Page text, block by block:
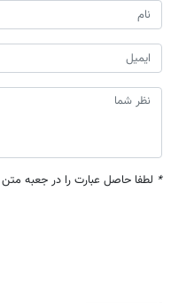
* لطفا حاصل عبارت را در جعبه متن